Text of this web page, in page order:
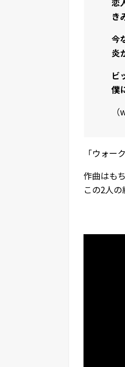
き
今
炎
ビ
僕
「ウォー
作曲はも
この2人